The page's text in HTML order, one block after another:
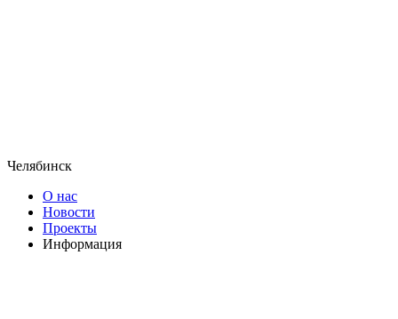
Челябинск
О нас
Новости
Проекты
Информация